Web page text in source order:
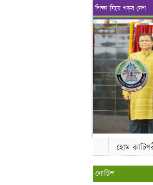
শিক্ষা নিয়ে গড়ব দেশ
হোম
নোটিশ